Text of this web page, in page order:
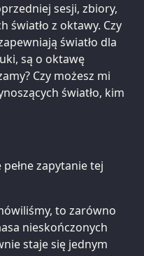
sesji, zbiory,
światło z oktawy. Czy
światło dla
są o oktawę
Czy możesz mi
światło, kim
zapytanie tej
to zarówno
nieskończonych
staje się jednym